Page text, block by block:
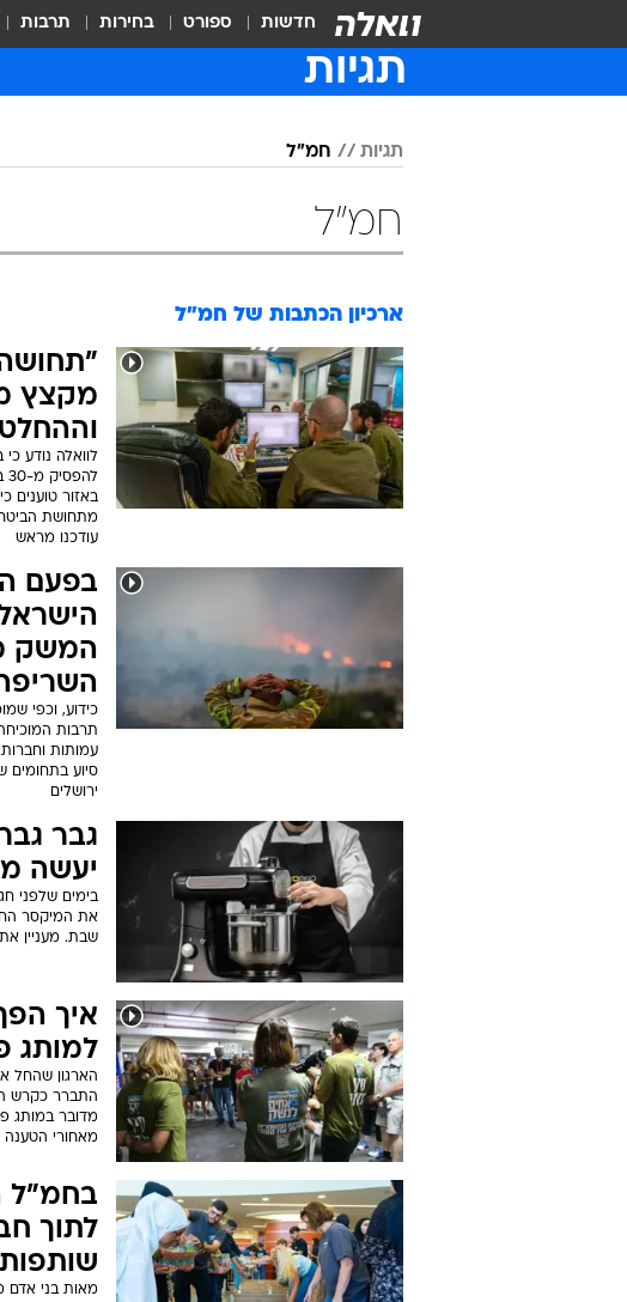
חדשות ספורט בחירות תרבות
תגיות
תגיות חמ"ל
חמ"ל
ארכיון הכתבות של חמ"ל
מקצץ
לוואלה נודע
מתחושת
עודכנו מראש
בפעם
המשק
כידוע, וכפי
תרבות
עמותות
סיוע בתחומים
ירושלים
גבר
יעשה
בימים שלפני
שבת. מעניין
איך
למותג
הארגון שהחל
התברר כקרש
מדובר במותג
מאחורי הטענה
בחמ"ל
לתוך
שותפות
מאות בני אדם